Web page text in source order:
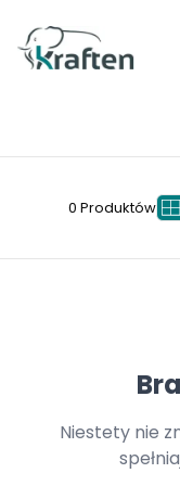
KLIPSY
TEKTURA
ETYKIETY
FOLIA PAKOWA
0 Produktów
Niestety nie